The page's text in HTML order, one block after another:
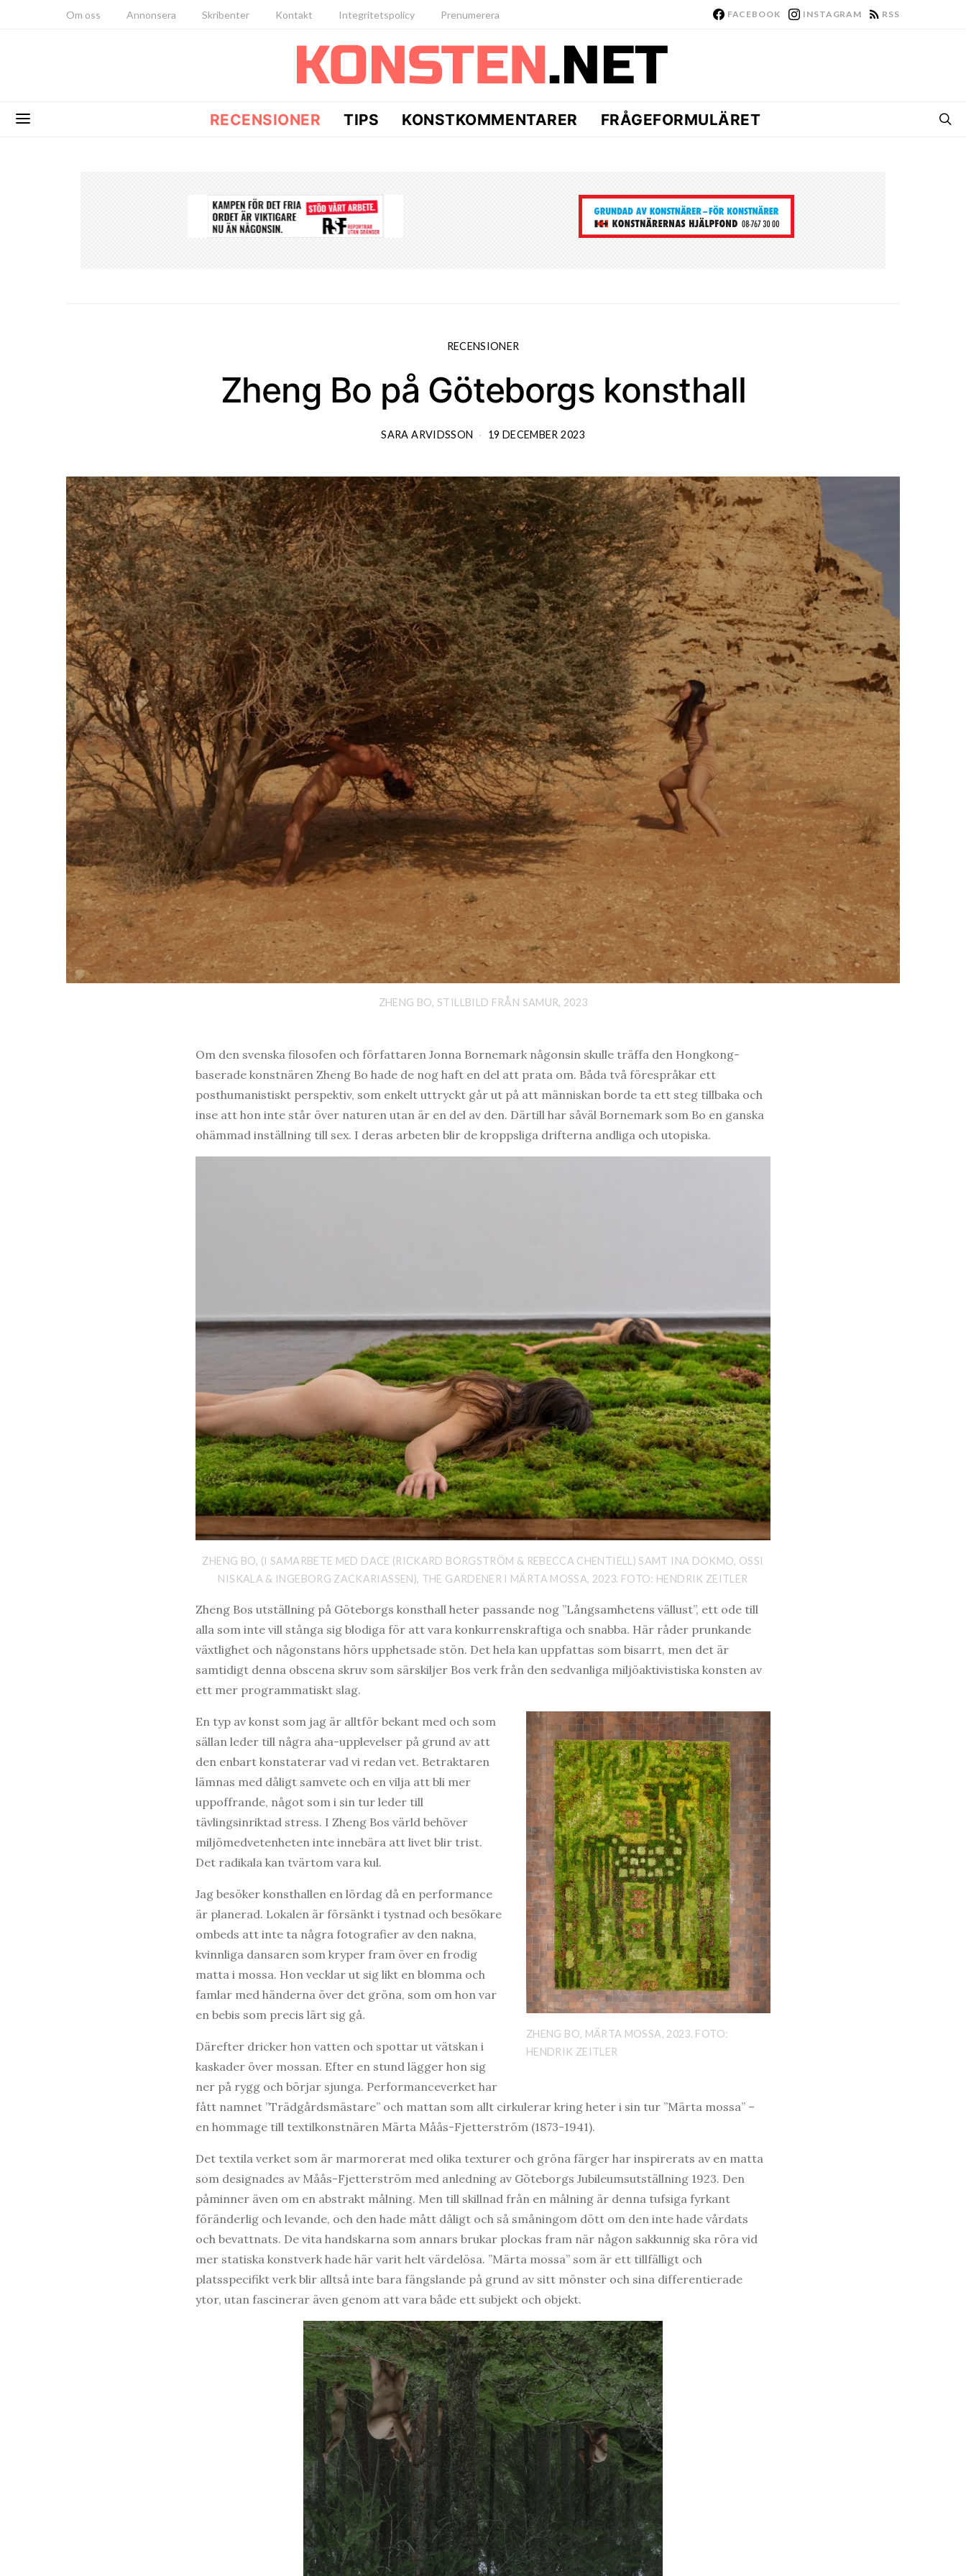
Om oss Annonsera Skribenter Kontakt Integritetspolicy Prenumerera FACEBOOK INSTAGRAM RSS
RECENSIONER TIPS KONSTKOMMENTARER FRÅGEFORMULÄRET
RECENSIONER
Zheng Bo på Göteborgs konsthall
SARA ARVIDSSON 19 DECEMBER 2023
ZHENG BO, STILLBILD FRÅN SAMUR, 2023
Om den svenska filosofen och författaren Jonna Bornemark någonsin skulle träffa den Hongkong-
baserade konstnären Zheng Bo hade de nog haft en del att prata om. Båda två förespråkar ett
posthumanistiskt perspektiv, som enkelt uttryckt går ut på att människan borde ta ett steg tillbaka och
inse att hon inte står över naturen utan är en del av den. Därtill har såväl Bornemark som Bo en ganska
ohämmad inställning till sex. I deras arbeten blir de kroppsliga drifterna andliga och utopiska.
ZHENG BO, (I SAMARBETE MED DACE (RICKARD BORGSTRÖM & REBECCA CHENTIELL) SAMT INA DOKMO, OSSI
NISKALA & INGEBORG ZACKARIASSEN), THE GARDENER I MÄRTA MOSSA, 2023. FOTO: HENDRIK ZEITLER
Zheng Bos utställning på Göteborgs konsthall heter passande nog ”Långsamhetens vällust”, ett ode till
alla som inte vill stånga sig blodiga för att vara konkurrenskraftiga och snabba. Här råder prunkande
växtlighet och någonstans hörs upphetsade stön. Det hela kan uppfattas som bisarrt, men det är
samtidigt denna obscena skruv som särskiljer Bos verk från den sedvanliga miljöaktivistiska konsten av
ett mer programmatiskt slag.
ZHENG BO, MÄRTA MOSSA, 2023. FOTO:
HENDRIK ZEITLER
En typ av konst som jag är alltför bekant med och som
sällan leder till några aha-upplevelser på grund av att
den enbart konstaterar vad vi redan vet. Betraktaren
lämnas med dåligt samvete och en vilja att bli mer
uppoffrande, något som i sin tur leder till
tävlingsinriktad stress. I Zheng Bos värld behöver
miljömedvetenheten inte innebära att livet blir trist.
Det radikala kan tvärtom vara kul.
Jag besöker konsthallen en lördag då en performance
är planerad. Lokalen är försänkt i tystnad och besökare
ombeds att inte ta några fotografier av den nakna,
kvinnliga dansaren som kryper fram över en frodig
matta i mossa. Hon vecklar ut sig likt en blomma och
famlar med händerna över det gröna, som om hon var
en bebis som precis lärt sig gå.
Därefter dricker hon vatten och spottar ut vätskan i
kaskader över mossan. Efter en stund lägger hon sig
ner på rygg och börjar sjunga. Performanceverket har
fått namnet ”Trädgårdsmästare” och mattan som allt cirkulerar kring heter i sin tur ”Märta mossa” –
en hommage till textilkonstnären Märta Måås-Fjetterström (1873-1941).
Det textila verket som är marmorerat med olika texturer och gröna färger har inspirerats av en matta
som designades av Måås-Fjetterström med anledning av Göteborgs Jubileumsutställning 1923. Den
påminner även om en abstrakt målning. Men till skillnad från en målning är denna tufsiga fyrkant
föränderlig och levande, och den hade mått dåligt och så småningom dött om den inte hade vårdats
och bevattnats. De vita handskarna som annars brukar plockas fram när någon sakkunnig ska röra vid
mer statiska konstverk hade här varit helt värdelösa. ”Märta mossa” som är ett tillfälligt och
platsspecifikt verk blir alltså inte bara fängslande på grund av sitt mönster och sina differentierade
ytor, utan fascinerar även genom att vara både ett subjekt och objekt.